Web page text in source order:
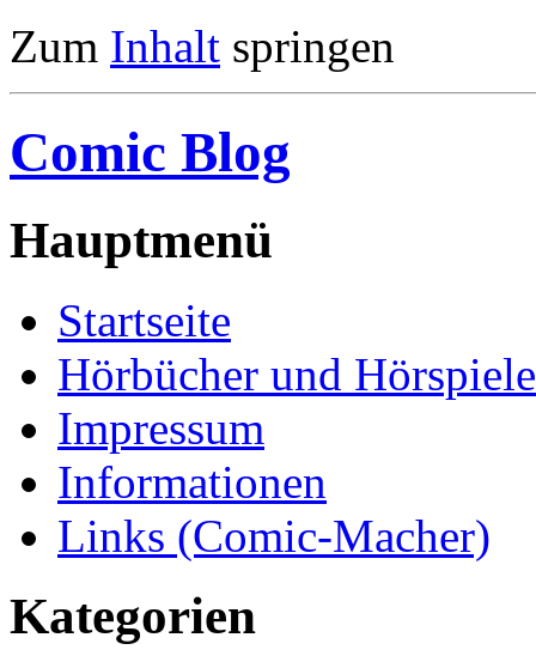
Zum Inhalt springen
Comic Blog
Hauptmenü
Startseite
Hörbücher und Hörspiele
Impressum
Informationen
Links (Comic-Macher)
Kategorien